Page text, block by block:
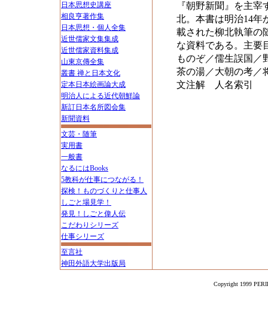
日本思想史講座
相良亨著作集
日本思想・個人全集
近世儒家文集集成
近世儒家資料集成
山東京傳全集
叢書 禅と日本文化
定本日本絵画論大成
明治人による近代朝鮮論
新訂日本名所図会集
新聞資料
文芸・随筆
実用書
一般書
なるにはBooks
5教科が仕事につながる！
探検！ものづくりと仕事人
しごと場見学！
発見！しごと偉人伝
こだわりシリーズ
仕事シリーズ
至言社
神田外語大学出版局
『朝野新聞』を主
北。本書は明治14年
載された柳北執筆の
な資料である。主
ものぞ／儒生誤国／
茶の湯／大朝の考
文注解 人名索引
Copyright 1999